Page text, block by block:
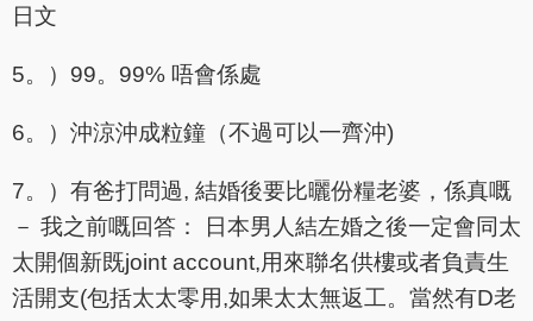
日文
5。）99。99% 唔會係處
6。）沖涼沖成粒鐘（不過可以一齊沖)
7。）有爸打問過, 結婚後要比曬份糧老婆，係真嘅
－ 我之前嘅回答： 日本男人結左婚之後一定會同太
太開個新既joint account,用來聯名供樓或者負責生
活開支(包括太太零用,如果太太無返工。當然有D老